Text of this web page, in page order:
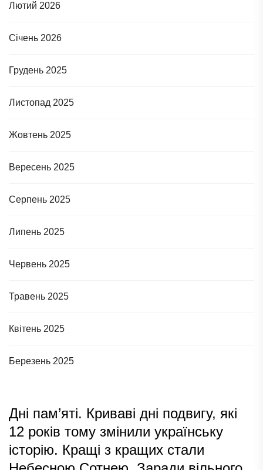
Лютий 2026
Січень 2026
Грудень 2025
Листопад 2025
Жовтень 2025
Вересень 2025
Серпень 2025
Липень 2025
Червень 2025
Травень 2025
Квітень 2025
Березень 2025
Дні пам’яті. Криваві дні подвигу, які
12 років тому змінили українську
історію. Кращі з кращих стали